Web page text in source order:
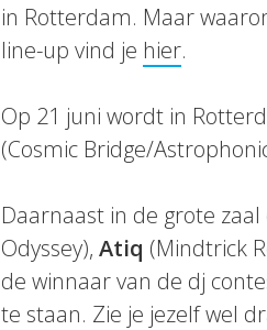
in Rotterdam. Maar
line-up vind je hier.
Op 21 juni wordt in
(Cosmic Bridge/
Daarnaast in de grote
Odyssey), Atiq (Mindtrick
de winnaar van de dj
te staan. Zie je jezelf wel